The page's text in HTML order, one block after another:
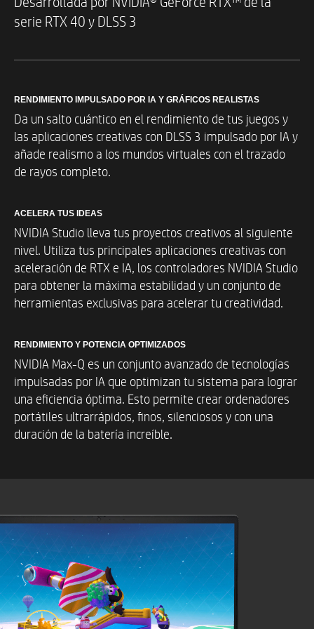
Ranuras de memoria
SSD de hasta 1 TB PCIe® Gen4 NVMe™ TLC M.2
Sistemas operativos
* No todas las características están disponibles en todas
las ediciones o versiones de Windows. Los sistemas
pueden requerir hardware, controladores, software o
BIOS actualizados o adquiridos por separado
para aprovechar al máximo la funcionalidad de Windows.
Windows se actualiza y habilita automáticamente. Se
requiere Internet de alta velocidad y una cuenta de
adicionales para las actualizaciones.
Consulta http://www.windows.com/.
Pantalla
Hasta 16,1 pulg., QHD (2560 x 1440), 240
Se requiere contenido QHD (definición Quad
High) para ver imágenes en QHD.
* Todas las especificaciones de rendimiento representan
las especificaciones típicas que ofrecen los fabricantes
de componentes de HP; el rendimiento real puede ser
superior o inferior.
serie RTX 40 y DLSS 3
RENDIMIENTO IMPULSADO POR IA Y GRÁFICOS REALISTAS
Da un salto cuántico en el rendimiento de tus juegos y
las aplicaciones creativas con DLSS 3 impulsado por IA y
añade realismo a los mundos virtuales con el trazado
de rayos completo.
ACELERA TUS IDEAS
NVIDIA Studio lleva tus proyectos creativos al siguiente
nivel. Utiliza tus principales aplicaciones creativas con
aceleración de RTX e IA, los controladores NVIDIA Studio
para obtener la máxima estabilidad y un conjunto de
herramientas exclusivas para acelerar tu creatividad.
RENDIMIENTO Y POTENCIA OPTIMIZADOS
NVIDIA Max-Q es un conjunto avanzado de tecnologías
impulsadas por IA que optimizan tu sistema para lograr
una eficiencia óptima. Esto permite crear ordenadores
portátiles ultrarrápidos, finos, silenciosos y con una
duración de la batería increíble.